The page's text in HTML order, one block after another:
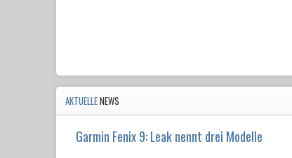
AKTUELLENEWS
Garmin Fenix 9: Leak nennt drei Modelle